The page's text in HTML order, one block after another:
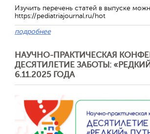
Изучить перечень статей в выпуске
https://pediatriajournal.ru/hot
подробнее
НАУЧНО-ПРАКТИЧЕСКАЯ
ДЕСЯТИЛЕТИЕ ЗАБОТЫ:
6.11.2025 ГОДА